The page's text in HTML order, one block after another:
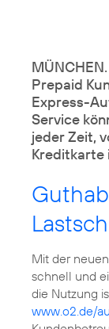
Prepaid
Express-
Service
jeder Zeit,
Kreditkarte
Mit der
schnell und
die Nutzung
www.o2.de/